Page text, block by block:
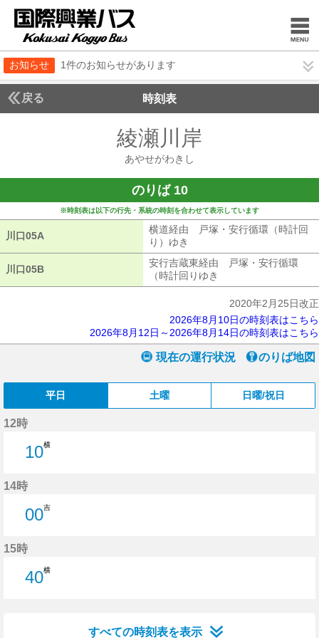
お知らせ 1件のお知らせがあります
戻る 時刻表
綾瀬川岸
あやせがわきし
のりば 10
※時刻表は以下の行先・系統の時刻を合わせて表示しています
川口05A
横道経由 戸塚・安行循環（時計回
り）ゆき
川口05B
安行吉蔵東経由 戸塚・安行循環
（時計回りゆき
2020年2月25日改正
2026年8月10日の時刻表はこちら
2026年8月12日～2026年8月14日の時刻表はこちら
現在の運行状況 のりば地図
平日 土曜 日曜/祝日
12時
10横
14時
00吉
15時
40横
すべての時刻表を表示